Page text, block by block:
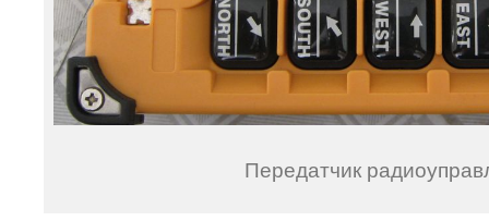
Передатчик